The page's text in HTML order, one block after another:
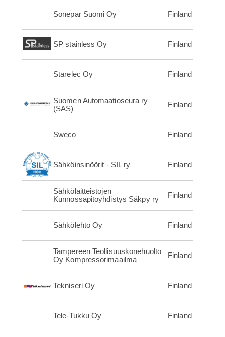
Sonepar Suomi Oy Finland
SP stainless Oy Finland
Starelec Oy Finland
Suomen Automaatioseura ry
(SAS)
Finland
Sweco Finland
Sähköinsinöörit - SIL ry Finland
Sähkölaitteistojen
Kunnossapitoyhdistys Säkpy ry
Finland
Sähkölehto Oy Finland
Tampereen Teollisuuskonehuolto
Oy Kompressorimaailma
Finland
Tekniseri Oy Finland
Tele-Tukku Oy Finland